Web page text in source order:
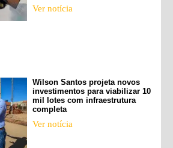
Ver notícia
Wilson Santos projeta novos
investimentos para viabilizar 10
mil lotes com infraestrutura
completa
Ver notícia